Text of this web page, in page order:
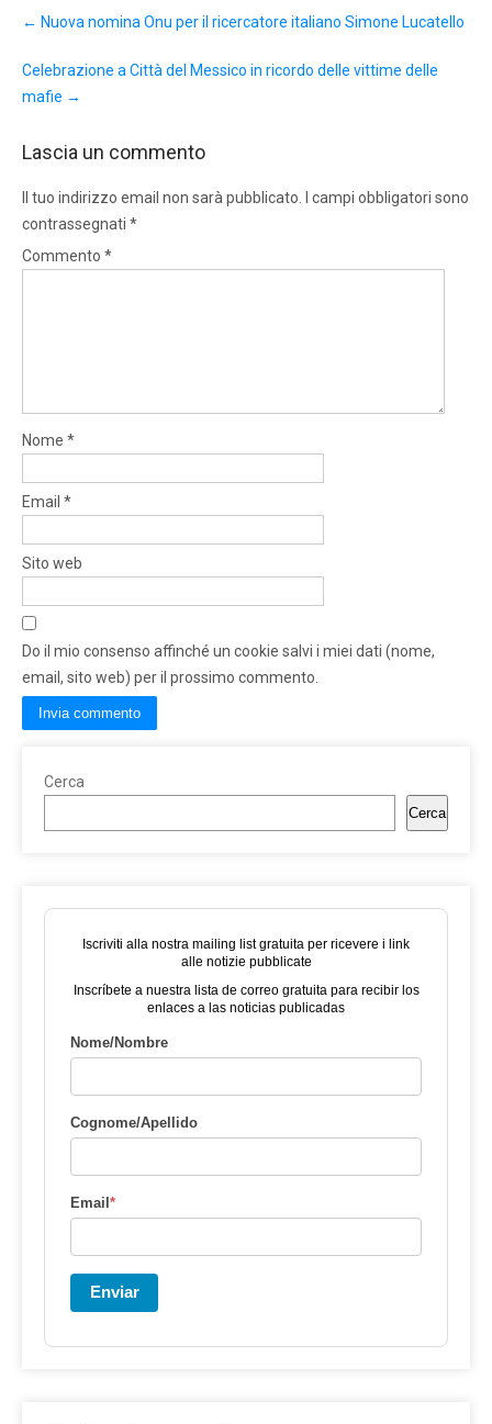
navigation
← Nuova nomina Onu per il ricercatore italiano Simone Lucatello
Celebrazione a Città del Messico in ricordo delle vittime delle
mafie →
Lascia un commento
Il tuo indirizzo email non sarà pubblicato.
I campi obbligatori sono
contrassegnati *
Commento *
Nome *
Email *
Sito web
Do il mio consenso affinché un cookie salvi i miei dati (nome,
email, sito web) per il prossimo commento.
Cerca
Cerca
Iscriviti alla nostra mailing list gratuita per ricevere i link
alle notizie pubblicate
Inscríbete a nuestra lista de correo gratuita para recibir los
enlaces a las noticias publicadas
Nome/Nombre
Cognome/Apellido
Email*
Enviar